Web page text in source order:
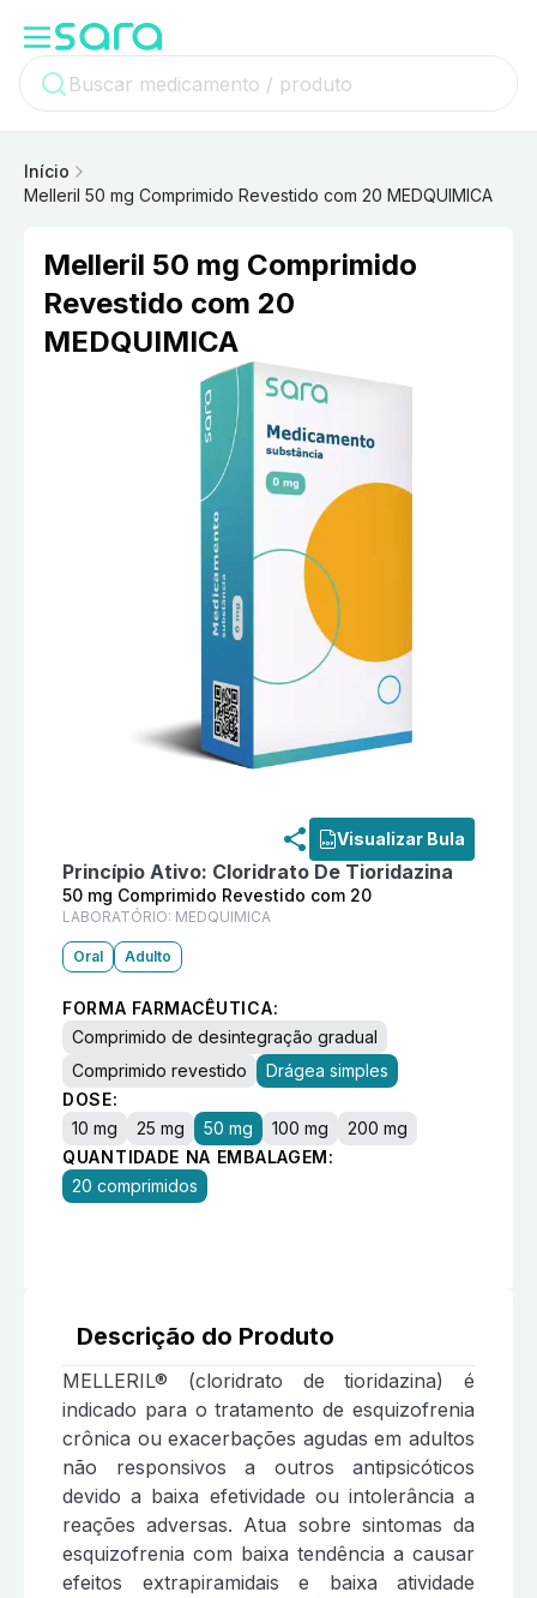
Início
Melleril 50 mg Comprimido Revestido com 20 MEDQUIMICA
Melleril 50 mg Comprimido
Revestido com 20
MEDQUIMICA
Informações detalhadas do produtoMelleril 50 mg
Visualizar Bula
Princípio Ativo: Cloridrato De Tioridazina
50 mg Comprimido Revestido com 20
LABORATÓRIO: MEDQUIMICA
Oral Adulto
FORMA FARMACÊUTICA:
Comprimido de desintegração gradual
Comprimido revestido
Drágea simples
DOSE:
10 mg
25 mg 50 mg 100 mg
200 mg
QUANTIDADE NA EMBALAGEM:
20 comprimidos
Descrição do Produto
MELLERIL® (cloridrato de tioridazina) é
indicado para o tratamento de esquizofrenia
crônica ou exacerbações agudas em adultos
não responsivos a outros antipsicóticos
devido a baixa efetividade ou intolerância a
reações adversas. Atua sobre sintomas da
esquizofrenia com baixa tendência a causar
efeitos extrapiramidais e baixa atividade